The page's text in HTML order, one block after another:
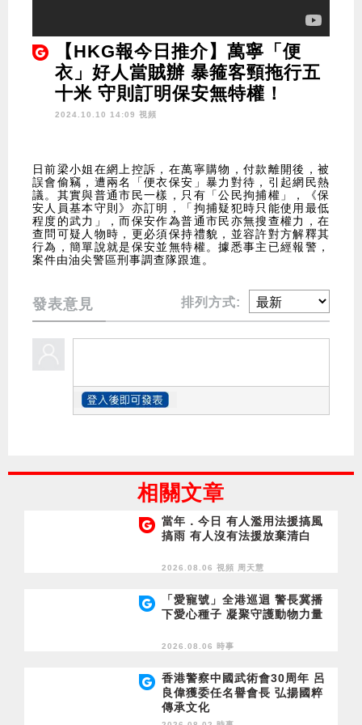
【HKG報今日推介】萬寧「便
衣」好人當賊辦 暴箍客頸拖行五
十米 守則訂明保安無特權！
2024.10.10 14:09 視頻
日前梁小姐在網上控訴，在萬寧購物，付款離開後，被
誤會偷竊，遭兩名「便衣保安」暴力對待，引起網民熱
議。其實與普通市民一樣，只有「公民拘捕權」，《保
安人員基本守則》亦訂明，「拘捕疑犯時只能使用最低
程度的武力」，而保安作為普通市民亦無搜查權力，在
查問可疑人物時，更必須保持禮貌，並容許對方解釋其
行為，簡單說就是保安並無特權。據悉事主已經報警，
案件由油尖警區刑事調查隊跟進。
發表意見 排列方式:
相關文章
當年．今日 有人濫用法援搞風
搞雨 有人沒有法援放棄清白
2026.08.06 視頻 周天慧
「愛寵號」全港巡迴 警長冀播
下愛心種子 凝聚守護動物力量
2026.08.06 時事
香港警察中國武術會30周年 呂
良偉獲委任名譽會長 弘揚國粹
傳承文化